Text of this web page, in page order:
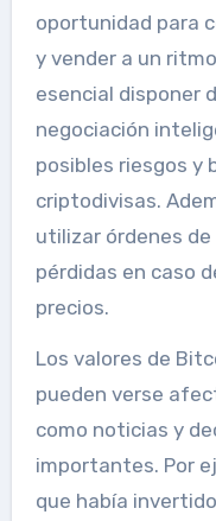
oportunidad para
y vender a un
esencial disponer
negociación
posibles riesgos y
criptodivisas.
utilizar órdenes
pérdidas en caso
precios.
Los valores de
pueden verse
como noticias y
importantes. Por
que había